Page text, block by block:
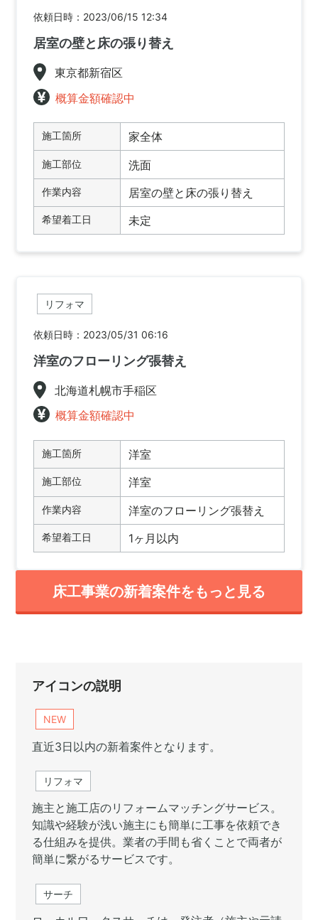
依頼日時：2023/06/15 12:34
居室の壁と床の張り替え
東京都新宿区
概算金額確認中
施工箇所 家全体
施工部位 洗面
作業内容 居室の壁と床の張り替え
希望着工日 未定
リフォマ
依頼日時：2023/05/31 06:16
洋室のフローリング張替え
北海道札幌市手稲区
概算金額確認中
施工箇所 洋室
施工部位 洋室
作業内容 洋室のフローリング張替え
希望着工日 1ヶ月以内
床工事業の新着案件をもっと見る
アイコンの説明
NEW
直近3日以内の新着案件となります。
リフォマ
施主と施工店のリフォームマッチングサービス。
知識や経験が浅い施主にも簡単に工事を依頼でき
る仕組みを提供。業者の手間も省くことで両者が
簡単に繋がるサービスです。
サーチ